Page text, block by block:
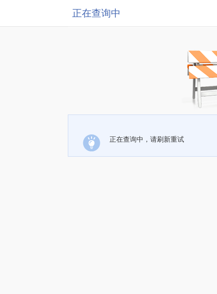
正在查询中
正在查询中，请刷新重试